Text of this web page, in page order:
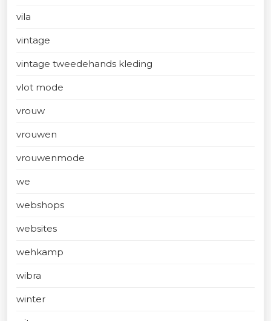
vila
vintage
vintage tweedehands kleding
vlot mode
vrouw
vrouwen
vrouwenmode
we
webshops
websites
wehkamp
wibra
winter